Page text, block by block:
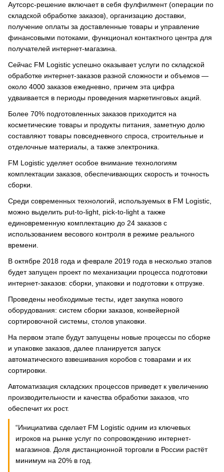
Аутсорс-решение включает в себя фулфилмент (операции по
складской обработке заказов), организацию доставки,
получение оплаты за доставленные товары и управление
финансовыми потоками, функционал контактного центра для
получателей интернет-магазина.
Сейчас FM Logistic успешно оказывает услуги по складской
обработке интернет-заказов разной сложности и объемов —
около 4000 заказов ежедневно, причем эта цифра
удваивается в периоды проведения маркетинговых акций.
Более 70% подготовленных заказов приходится на
косметические товары и продукты питания, заметную долю
составляют товары повседневного спроса, строительные и
отделочные материалы, а также электроника.
FM Logistic уделяет особое внимание технологиям
комплектации заказов, обеспечивающих скорость и точность
сборки.
Среди современных технологий, используемых в FM Logistic,
можно выделить put-to-light, pick-to-light а также
единовременную комплектацию до 24 заказов с
использованием весового контроля в режиме реального
времени.
В октябре 2018 года и феврале 2019 года в несколько этапов
будет запущен проект по механизации процесса подготовки
интернет-заказов: сборки, упаковки и подготовки к отгрузке.
Проведены необходимые тесты, идет закупка нового
оборудования: систем сборки заказов, конвейерной
сортировочной системы, столов упаковки.
На первом этапе будут запущены новые процессы по сборке
и упаковке заказов, далее планируется запуск
автоматического взвешивания коробов с товарами и их
сортировки.
Автоматизация складских процессов приведет к увеличению
производительности и качества обработки заказов, что
обеспечит их рост.
“Инициатива сделает FM Logistic одним из ключевых
игроков на рынке услуг по сопровождению интернет-
магазинов. Доля дистанционной торговли в России растёт
минимум на 20% в год.